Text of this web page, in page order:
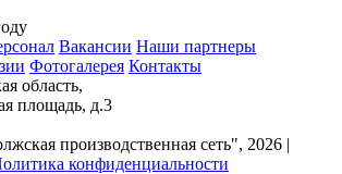
Вакансии Наши партнеры
Фотогалерея Контакты
область,
площадь, д.3
производственная сеть", 2026 |
конфиденциальности